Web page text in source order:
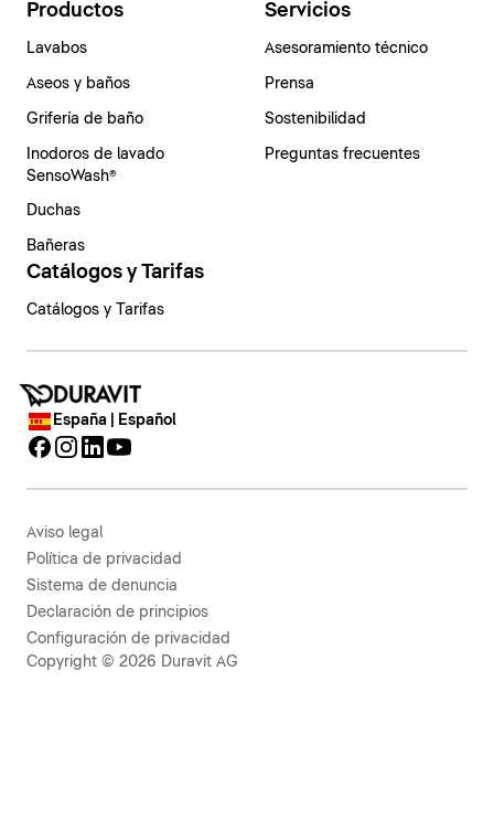
Productos
Lavabos
Aseos y baños
Grifería de baño
Inodoros de lavado
SensoWash®
Duchas
Bañeras
Servicios
Asesoramiento técnico
Prensa
Sostenibilidad
Preguntas frecuentes
Catálogos y Tarifas
Catálogos y Tarifas
España | Español
Aviso legal
Política de privacidad
Sistema de denuncia
Declaración de principios
Configuración de privacidad
Copyright © 2026 Duravit AG